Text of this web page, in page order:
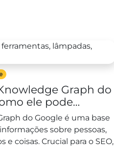
Graph do
ele pode
SEO
do Google é uma base
sobre pessoas,
e coisas. Crucial para o SEO,